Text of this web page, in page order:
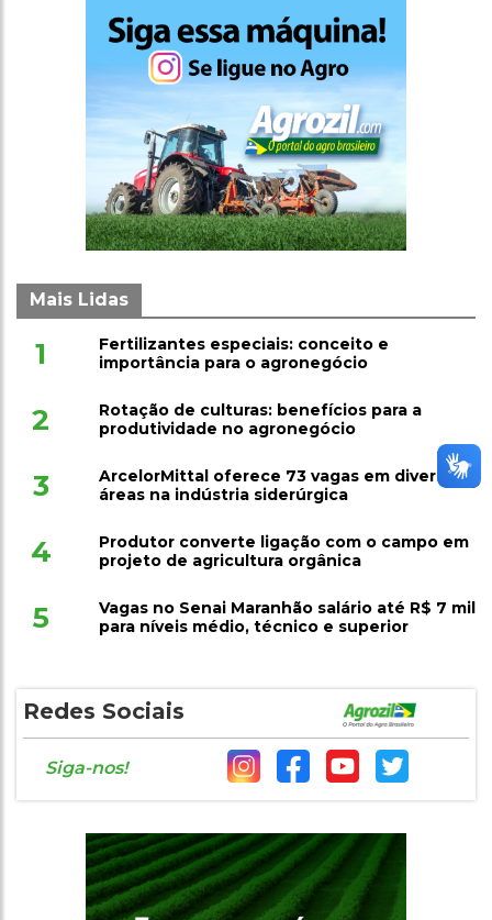
Mais Lidas
1
Fertilizantes especiais: conceito e
importância para o agronegócio
2
Rotação de culturas: benefícios para a
produtividade no agronegócio
3
ArcelorMittal oferece 73 vagas em diversas
áreas na indústria siderúrgica
4
Produtor converte ligação com o campo em
projeto de agricultura orgânica
5
Vagas no Senai Maranhão salário até R$ 7 mil
para níveis médio, técnico e superior
Redes Sociais
Siga-nos!